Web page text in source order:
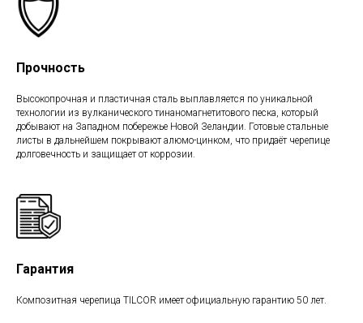
Прочность
Высокопрочная и пластичная сталь выплавляется по уникальной
технологии из вулканического тинаномагнетитового песка, который
добывают на Западном побережье Новой Зеландии. Готовые стальные
листы в дальнейшем покрывают алюмо-цинком, что придаёт черепице
долговечность и защищает от коррозии.
Гарантия
Композитная черепица TILCOR имеет официальную гарантию 50 лет.